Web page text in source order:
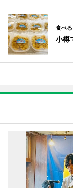
食べる
小樽